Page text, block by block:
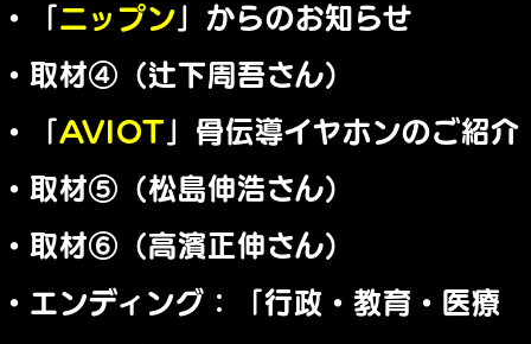
・「 ニップン 」からのお知らせ
・取材④（辻下周吾さん）
・「 AVIOT 」骨伝導イヤホンのご紹介
・取材⑤（松島伸浩さん）
・取材⑥（高濱正伸さん）
・エンディング：「行政・教育・医療